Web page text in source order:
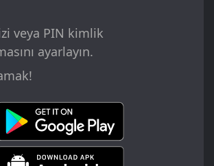
veya PIN kimlik
ayarlayın.